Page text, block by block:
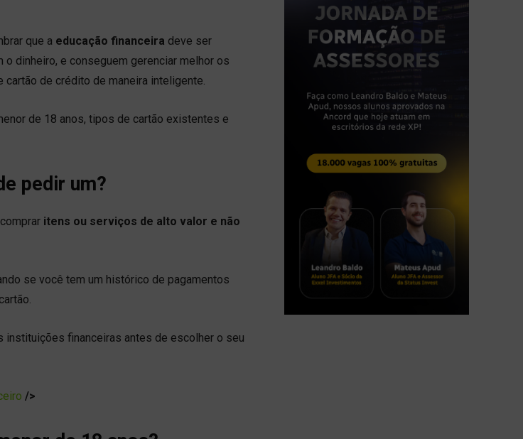
que a educação financeira deve ser
dinheiro, e conseguem gerenciar melhor os
de crédito de maneira inteligente.
de 18 anos, tipos de cartão existentes e
pedir um?
itens ou serviços de alto valor e não
se você tem um histórico de pagamentos
financeiras antes de escolher o seu
/>